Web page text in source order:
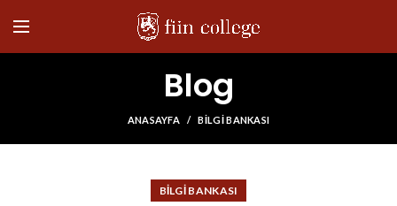
Blog
ANASAYFA BILGI BANKASI
BILGI BANKASI